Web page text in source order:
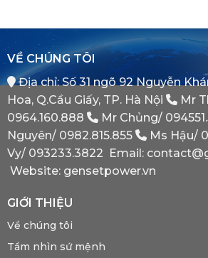
Của
Bình
Minh
Sao
Phát
Dự
Phòng
Bắt
Phải
Có?
VỀ CHÚNG TÔI
Địa chỉ: Số 31 ngõ 92 Nguyễn
Hoa, Q.Cầu Giấy, TP. Hà Nội
Mr
0964.160.888
Mr Chủng/
Nguyên/ 0982.815.855 Ms Hậu/
Vy/ 093233.3822
Email:
Website: gensetpower.vn
GIỚI THIỆU
Về chúng tôi
Tầm nhìn sứ mệnh